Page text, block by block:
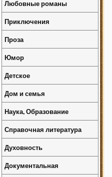
Любовные романы
Приключения
Проза
Юмор
Детское
Дом и семья
Наука, Образование
Справочная литература
Духовность
Документальная